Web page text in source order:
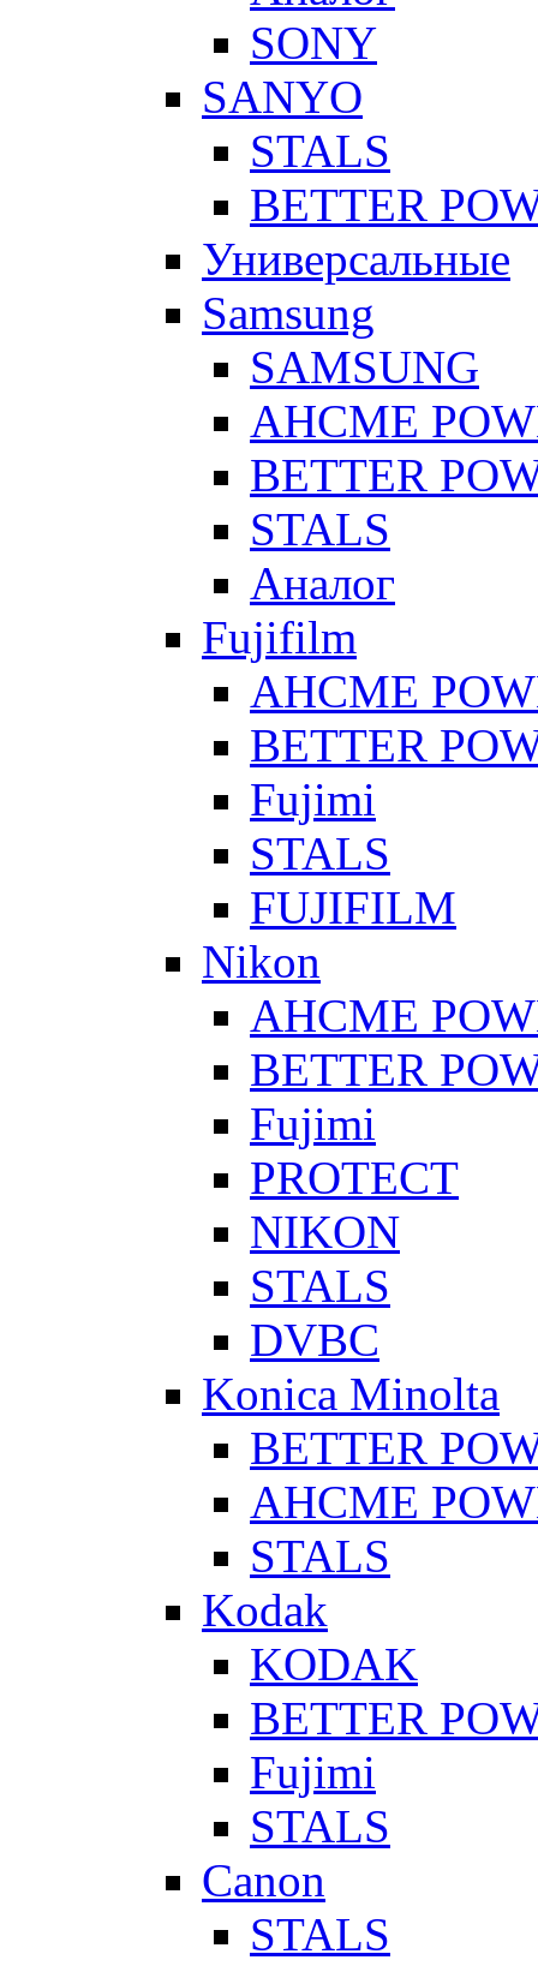
SONY
SANYO
STALS
BETTER
Универсальные
Samsung
SAMSUNG
AHCME
BETTER
STALS
Аналог
Fujifilm
AHCME
BETTER
Fujimi
STALS
FUJIFILM
Nikon
AHCME
BETTER
Fujimi
PROTECT
NIKON
STALS
DVBC
Konica Minolta
BETTER
AHCME
STALS
Kodak
KODAK
BETTER
Fujimi
STALS
Canon
STALS